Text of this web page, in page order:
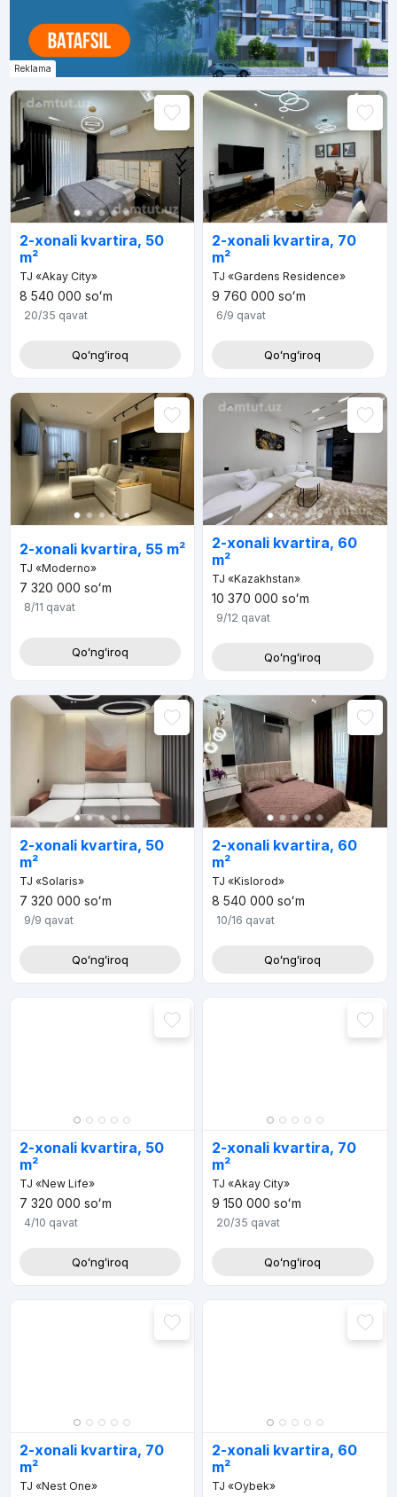
Reklama
2-xonali kvartira, 50
m²
TJ «Akay City»
8 540 000 soʻm
20/35 qavat
Qoʻngʻiroq
2-xonali kvartira, 70
m²
TJ «Gardens Residence»
9 760 000 soʻm
6/9 qavat
Qoʻngʻiroq
2-xonali kvartira, 55 m²
TJ «Moderno»
7 320 000 soʻm
8/11 qavat
Qoʻngʻiroq
2-xonali kvartira, 60
m²
TJ «Kazakhstan»
10 370 000 soʻm
9/12 qavat
Qoʻngʻiroq
2-xonali kvartira, 50
m²
TJ «Solaris»
7 320 000 soʻm
9/9 qavat
Qoʻngʻiroq
2-xonali kvartira, 60
m²
TJ «Kislorod»
8 540 000 soʻm
10/16 qavat
Qoʻngʻiroq
2-xonali kvartira, 50
m²
TJ «New Life»
7 320 000 soʻm
4/10 qavat
Qoʻngʻiroq
2-xonali kvartira, 70
m²
TJ «Akay City»
9 150 000 soʻm
20/35 qavat
Qoʻngʻiroq
2-xonali kvartira, 70
m²
TJ «Nest One»
2-xonali kvartira, 60
m²
TJ «Oybek»